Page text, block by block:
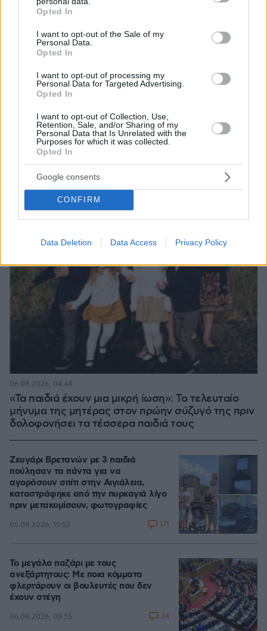
grant or deny consent to Google and its third-party tags to
use your data for below specified purposes in below Google
consent section.
Opted In
I want to opt-out of the Sale of my
Personal Data.
Opted In
I want to opt-out of processing my
Personal Data for Targeted Advertising.
Opted In
I want to opt-out of Collection, Use,
Retention, Sale, and/or Sharing of my
Personal Data that Is Unrelated with the
Purposes for which it was collected.
Opted In
Google consents
CONFIRM
Data Deletion Data Access Privacy Policy
Νεαρή γυναίκα με ακατέργαστη ομορφιά από την
Αιθιοπία έγινε viral, δείτε την εντυπωσιακή
μεταμόρφωσή της από μακιγιέρ
06.08.2026, 09:18
«Τα παιδιά έχουν μια μικρή ίωση»: Το τελευταίο
μήνυμα της μητέρας στον πρώην σύζυγό της πριν
δολοφονήσει τα τέσσερα παιδιά τους
06.08.2026, 04:44
Ζευγάρι Βρετανών με 3 παιδιά
πούλησαν τα πάντα για να
αγοράσουν σπίτι στην Αιγιάλεια,
καταστράφηκε από την πυρκαγιά λίγο
πριν μετακομίσουν, φωτογραφίες
05.08.2026, 19:53 171
Το μεγάλο παζάρι με τους
ανεξάρτητους: Με ποια κόμματα
φλερτάρουν οι βουλευτές που δεν
έχουν στέγη
06.08.2026, 09:55 34